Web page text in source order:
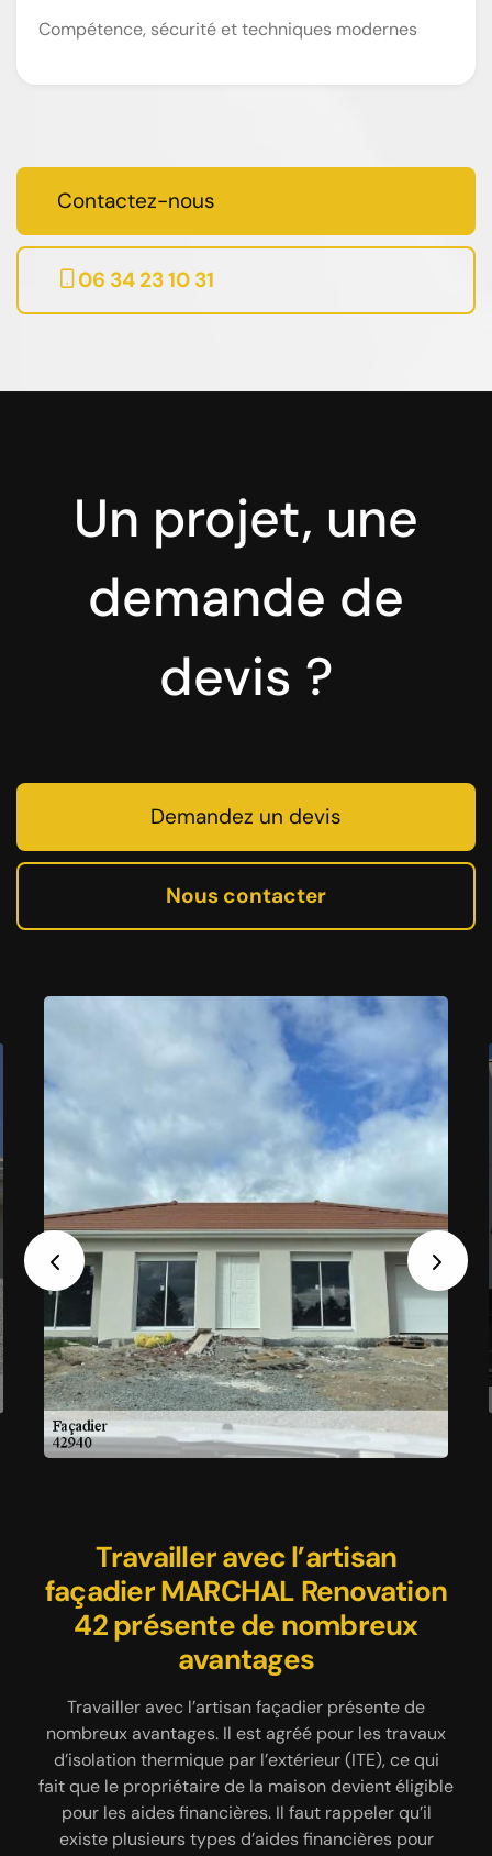
Compétence, sécurité et techniques modernes
Contactez-nous
06 34 23 10 31
Un projet, une
demande de
devis ?
Demandez un devis
Nous contacter
Previous Next
Travailler avec l’artisan
façadier MARCHAL Renovation
42 présente de nombreux
avantages
Travailler avec l’artisan façadier présente de
nombreux avantages. Il est agréé pour les travaux
d’isolation thermique par l’extérieur (ITE), ce qui
fait que le propriétaire de la maison devient éligible
pour les aides financières. Il faut rappeler qu’il
existe plusieurs types d’aides financières pour
Faites appel à un façadier pas
cher pour garantir vos travaux
à Chatelneuf
Pour vous fournir des travaux concernant la façade,
que ce soit pour une pose de peinture ou
réparation de fissures, de petite ou de grande
taille, rénovation ou traitement anti-mousse ou
nettoyage de façade, faites appel à un façadier
professionnel que dispose MARCHAL Renovation
42 à Chatelneuf 42940. Pour tous ce qui sont
L’entreprise façadier
MARCHAL Renovation 42
applique de produit hydrofuge
et imperméabilise les façades
Si vous craignez pour l’étanchéité de vos façades,
contactez l’entreprise MARCHAL Renovation 42.
Elle effectue tous travaux d’étanchéité sur tous
supports en extérieur. Elle dispose de nombreuses
années d’expérience en vérification d’étanchéité,
amélioration et réparation en cas de besoin.